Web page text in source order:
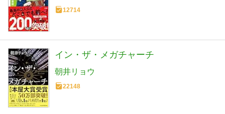
12714
イン・ザ・メガチャーチ
朝井リョウ
22148